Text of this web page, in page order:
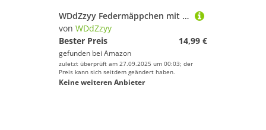
WDdZzyy Federmäppchen mit niedlichem Schaf, Cartoon-Motiv, mit Reißverschluss, 3 Ringe, Tasche für 3 Ringe, 2 Stück, für Lehrer und Zuhause
von WDdZzyy
Bester Preis
14,99 €
gefunden bei Amazon
zuletzt überprüft am 27.09.2025 um 00:03; der
Preis kann sich seitdem geändert haben.
Keine weiteren Anbieter